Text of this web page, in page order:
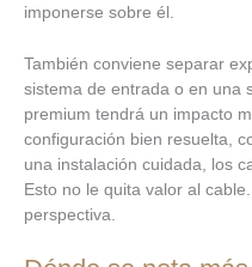
imponerse sobre él.
También conviene separar
sistema de entrada o en una
premium tendrá un impacto
configuración bien resuelta,
una instalación cuidada, los
Esto no le quita valor al
perspectiva.